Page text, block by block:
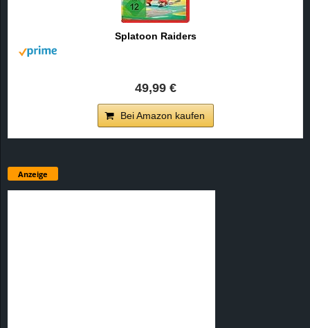
Splatoon Raiders
49,99 €
Bei Amazon kaufen
Anzeige